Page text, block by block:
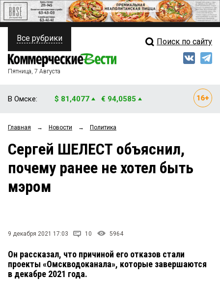
ПОЛИТИКА
ФИНАНСЫ
ОБЩЕСТВО
ЗАКОН
НОВОСТИ КОМПАНИЙ
Свежий выпуск
Рейтинги
Блоги
Все рубрики Поиск по сайту
Пятница, 7 Августа
В Омске: $ 81,4077 € 94,0585
Главная → Новости → Политика
Сергей ШЕЛЕСТ объяснил,
почему ранее не хотел быть
мэром
9 декабря 2021 17:03 10 5964
Он рассказал, что причиной его отказов стали
проекты «Омскводоканала», которые завершаются
в декабре 2021 года.